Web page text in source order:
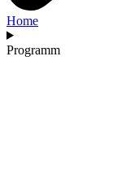
Home
Programm